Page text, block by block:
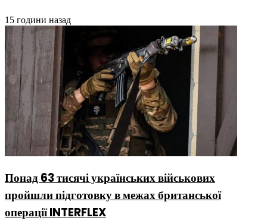
15 години назад
Понад 63 тисячі українських військових
пройшли підготовку в межах британської
операції INTERFLEX